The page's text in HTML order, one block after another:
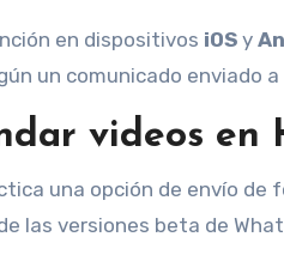
en dispositivos iOS y
un comunicado enviado a
videos en
una opción de envío de
las versiones beta de